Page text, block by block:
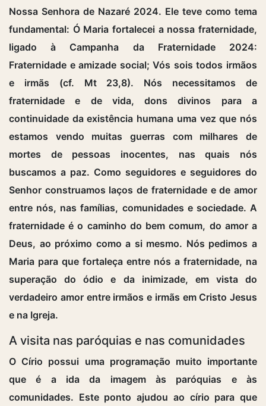
Nossa Senhora de Nazaré 2024. Ele teve como tema
fundamental: Ó Maria fortalecei a nossa fraternidade,
ligado à Campanha da Fraternidade 2024:
Fraternidade e amizade social; Vós sois todos irmãos
e irmãs (cf. Mt 23,8). Nós necessitamos de
fraternidade e de vida, dons divinos para a
continuidade da existência humana uma vez que nós
estamos vendo muitas guerras com milhares de
mortes de pessoas inocentes, nas quais nós
buscamos a paz. Como seguidores e seguidores do
Senhor construamos laços de fraternidade e de amor
entre nós, nas famílias, comunidades e sociedade. A
fraternidade é o caminho do bem comum, do amor a
Deus, ao próximo como a si mesmo. Nós pedimos a
Maria para que fortaleça entre nós a fraternidade, na
superação do ódio e da inimizade, em vista do
verdadeiro amor entre irmãos e irmãs em Cristo Jesus
e na Igreja.
A visita nas paróquias e nas comunidades
O Círio possui uma programação muito importante
que é a ida da imagem às paróquias e às
comunidades. Este ponto ajudou ao círio para que